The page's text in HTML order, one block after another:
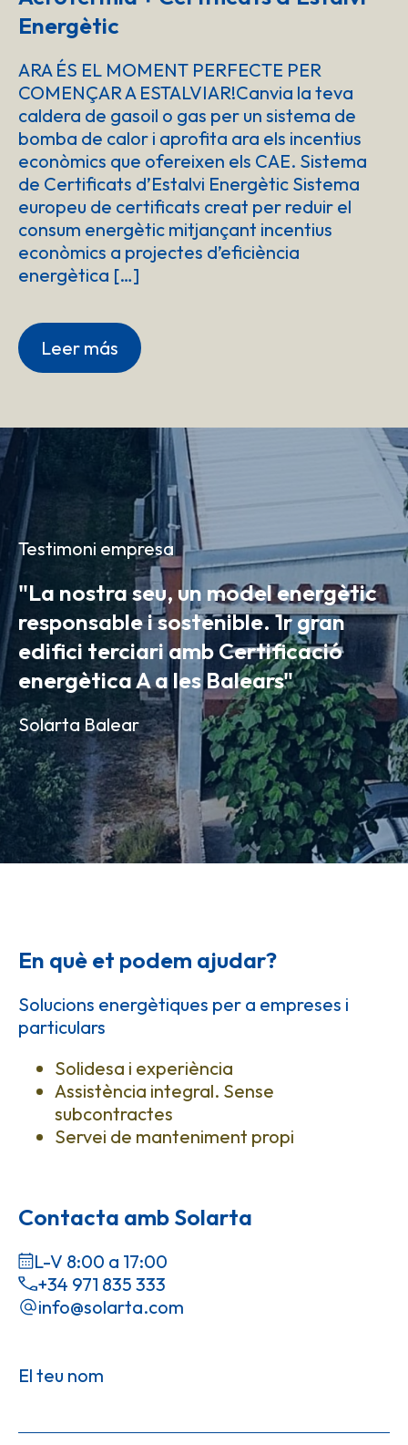
Energètic
ARA ÉS EL MOMENT PERFECTE PER
COMENÇAR A ESTALVIAR!Canvia la teva
caldera de gasoil o gas per un sistema de
bomba de calor i aprofita ara els incentius
econòmics que ofereixen els CAE. Sistema
de Certificats d’Estalvi Energètic Sistema
europeu de certificats creat per reduir el
consum energètic mitjançant incentius
econòmics a projectes d’eficiència
energètica […]
Leer más
Testimoni empresa
"La nostra seu, un model energètic
responsable i sostenible. 1r gran
edifici terciari amb Certificació
energètica A a les Balears"
Solarta Balear
En què et podem ajudar?
Solucions energètiques per a empreses i
particulars
Solidesa i experiència
Assistència integral. Sense
subcontractes
Servei de manteniment propi
Contacta amb Solarta
L-V 8:00 a 17:00
+34 971 835 333
info@solarta.com
El teu nom